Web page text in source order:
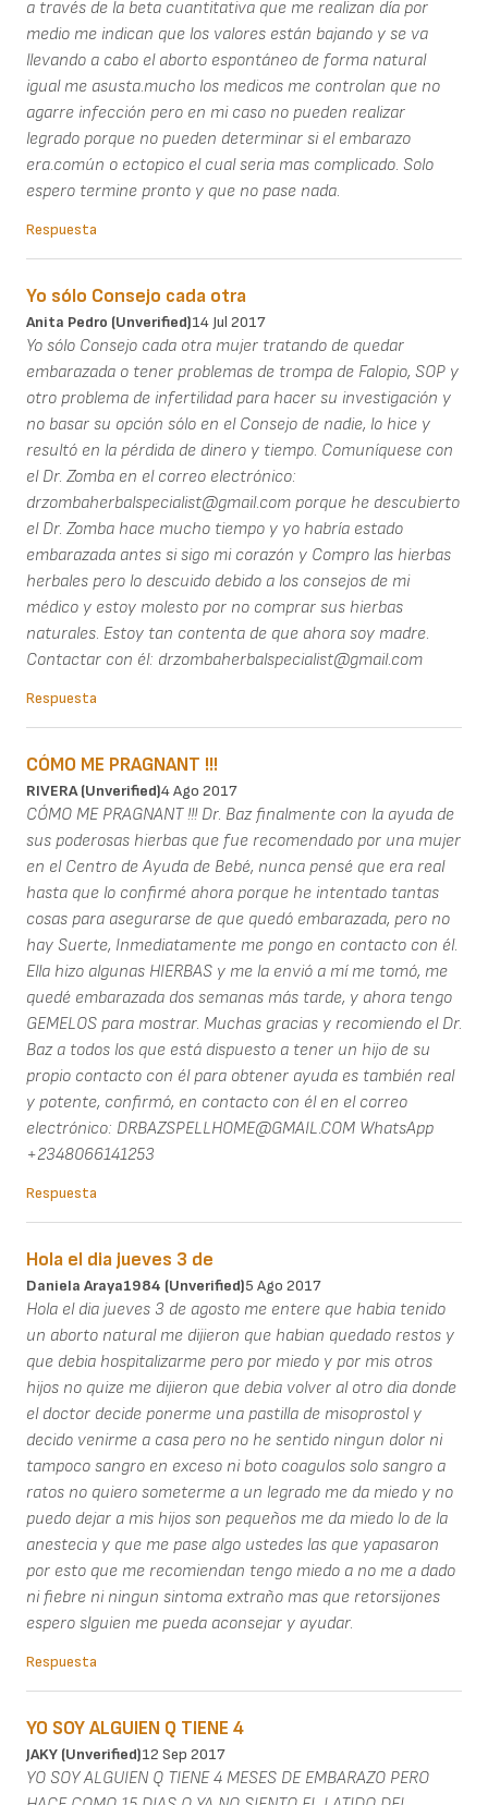
a través de la beta cuantitativa que me realizan día por
medio me indican que los valores están bajando y se va
llevando a cabo el aborto espontáneo de forma natural
igual me asusta.mucho los medicos me controlan que no
agarre infección pero en mi caso no pueden realizar
legrado porque no pueden determinar si el embarazo
era.común o ectopico el cual seria mas complicado. Solo
espero termine pronto y que no pase nada.
Respuesta
Yo sólo Consejo cada otra
Anita Pedro (unverified)14 Jul 2017
Yo sólo Consejo cada otra mujer tratando de quedar
embarazada o tener problemas de trompa de Falopio, SOP y
otro problema de infertilidad para hacer su investigación y
no basar su opción sólo en el Consejo de nadie, lo hice y
resultó en la pérdida de dinero y tiempo. Comuníquese con
el Dr. Zomba en el correo electrónico:
drzombaherbalspecialist@gmail.com porque he descubierto
el Dr. Zomba hace mucho tiempo y yo habría estado
embarazada antes si sigo mi corazón y Compro las hierbas
herbales pero lo descuido debido a los consejos de mi
médico y estoy molesto por no comprar sus hierbas
naturales. Estoy tan contenta de que ahora soy madre.
Contactar con él: drzombaherbalspecialist@gmail.com
Respuesta
CÓMO ME PRAGNANT !!!
RIVERA (unverified)4 Ago 2017
CÓMO ME PRAGNANT !!! Dr. Baz finalmente con la ayuda de
sus poderosas hierbas que fue recomendado por una mujer
en el Centro de Ayuda de Bebé, nunca pensé que era real
hasta que lo confirmé ahora porque he intentado tantas
cosas para asegurarse de que quedó embarazada, pero no
hay Suerte, Inmediatamente me pongo en contacto con él.
Ella hizo algunas HIERBAS y me la envió a mí me tomó, me
quedé embarazada dos semanas más tarde, y ahora tengo
GEMELOS para mostrar. Muchas gracias y recomiendo el Dr.
Baz a todos los que está dispuesto a tener un hijo de su
propio contacto con él para obtener ayuda es también real
y potente, confirmó, en contacto con él en el correo
electrónico: DRBAZSPELLHOME@GMAIL.COM WhatsApp
+2348066141253
Respuesta
Hola el dia jueves 3 de
Daniela Araya1984 (unverified)5 Ago 2017
Hola el dia jueves 3 de agosto me entere que habia tenido
un aborto natural me dijieron que habian quedado restos y
que debia hospitalizarme pero por miedo y por mis otros
hijos no quize me dijieron que debia volver al otro dia donde
el doctor decide ponerme una pastilla de misoprostol y
decido venirme a casa pero no he sentido ningun dolor ni
tampoco sangro en exceso ni boto coagulos solo sangro a
ratos no quiero someterme a un legrado me da miedo y no
puedo dejar a mis hijos son pequeños me da miedo lo de la
anestecia y que me pase algo ustedes las que yapasaron
por esto que me recomiendan tengo miedo a no me a dado
ni fiebre ni ningun sintoma extraño mas que retorsijones
espero slguien me pueda aconsejar y ayudar.
Respuesta
YO SOY ALGUIEN Q TIENE 4
JAKY (unverified)12 Sep 2017
YO SOY ALGUIEN Q TIENE 4 MESES DE EMBARAZO PERO